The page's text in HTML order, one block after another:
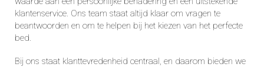
klantenservice. Ons team staat altijd klaar om vragen te
beantwoorden en om te helpen bij het kiezen van het perfecte
bed.
Bij ons staat klanttevredenheid centraal, en daarom bieden we